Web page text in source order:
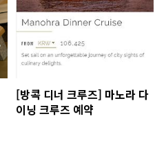
[방콕 디너 크루즈] 마노라 다
이닝 크루즈 예약